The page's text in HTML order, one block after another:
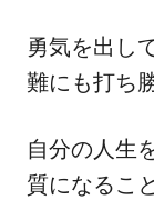
勇気を出し
難にも打ち
自分の人生
質になるこ